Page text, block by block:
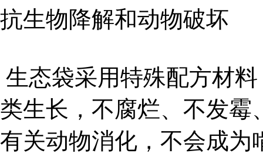
抗生物降解和动物破坏
生态袋采用特殊配方材
类生长，不腐烂、不发霉
有关动物消化，不会成为